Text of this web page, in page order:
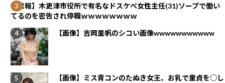
【悲報】木更津市役所で有名なドスケベ女性主任(31)ソープで働い
てるのを密告され停職ｗｗｗｗｗｗｗｗ
【画像】吉岡里帆のシコい画像wwwwwwwwwww
【画像】ミス青コンのたぬき女王、お乳で童貞を○し